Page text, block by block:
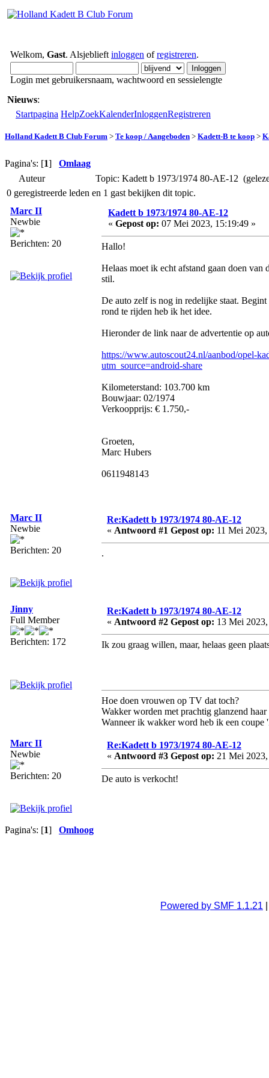
Welkom, Gast. Alsjeblieft inloggen ofregistreren.
Login met gebruikersnaam, wachtwoord en sessielengte
Nieuws:
Startpagina HelpZoekKalenderInloggenRegistreren
Holland Kadett B Club Forum > Te koop / Aangeboden > Kadett-B te koop >
Pagina's: [1] Omlaag
Auteur
Topic: Kadett b 1973/1974 80-AE-12
0 geregistreerde leden en 1 gast bekijken dit topic.
Marc II
Newbie
Berichten: 20
Kadett b 1973/1974 80-AE-12
« Gepost op: 07 Mei 2023, 15:19:49 »
Hallo!
Helaas moet ik echt afstand gaan doen van
stil.
De auto zelf is nog in redelijke staat.
rond te rijden heb ik het idee.
Hieronder de link naar de advertentie op
https://www.autoscout24.nl/aanbod/opel-
utm_source=android-share
Kilometerstand: 103.700 km
Bouwjaar: 02/1974
Verkoopprijs: € 1.750,-
Groeten,
Marc Hubers
0611948143
Marc II
Newbie
Berichten: 20
Re:Kadett b 1973/1974 80-AE-12
« Antwoord #1 Gepost op: 11 Mei
.
Jinny
Full Member
Berichten: 172
Re:Kadett b 1973/1974 80-AE-12
« Antwoord #2 Gepost op: 13 Mei
Ik zou graag willen, maar, helaas geen
Hoe doen vrouwen op TV dat toch?
Wakker worden met prachtig glanzend
Wanneer ik wakker word heb ik een
Marc II
Newbie
Berichten: 20
Re:Kadett b 1973/1974 80-AE-12
« Antwoord #3 Gepost op: 21 Mei
De auto is verkocht!
Pagina's: [1] Omhoog
Powered by SMF 1.1.21